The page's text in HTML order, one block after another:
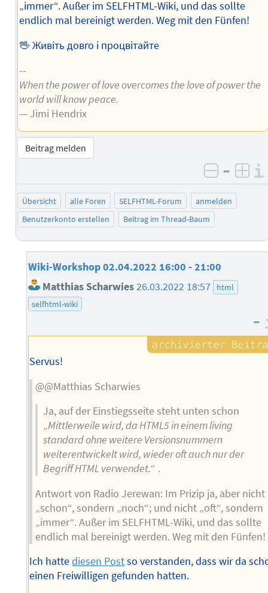
„immer“. Außer im SELFHTML-Wiki, und das sollte
endlich mal bereinigt werden. Weg mit den Fünfen!
🖖 Живіть довго і процвітайте
--
When the power of love overcomes the love of power the
world will know peace.
— Jimi Hendrix
Beitrag melden
negativ
–
Übersicht alle Foren SELFHTML-Forum
anmelden
Benutzerkonto erstellen
Beitrag im Thread-Baum
Wiki-Workshop 02.04.2022 16:00 - 21:00
Matthias Scharwies26.03.2022 18:57
html
selfhtml-wiki
–
Servus!
@@Matthias Scharwies
Ja, auf der Einstiegsseite steht unten schon
„Mittlerweile wird, da HTML5 in einem living
standard ohne weitere Versionsnummern
weiterentwickelt wird, wieder oft auch nur der
Begriff HTML verwendet.“ .
Antwort von Radio Jerewan: Im Prizip ja, aber nicht
„schon“, sondern „noch“; und nicht „oft“, sondern
„immer“. Außer im SELFHTML-Wiki, und das sollte
endlich mal bereinigt werden. Weg mit den Fünfen!
Ich hattediesen Postso verstanden, dass wir da
einen Freiwilligen gefunden hatten.